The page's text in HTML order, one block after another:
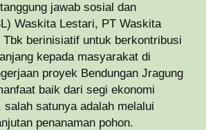
jawab sosial dan
Waskita Lestari, PT Waskita
berinisiatif untuk berkontribusi
kepada masyarakat di
proyek Bendungan Jragung
baik dari segi ekonomi
salah satunya adalah melalui
penanaman pohon.